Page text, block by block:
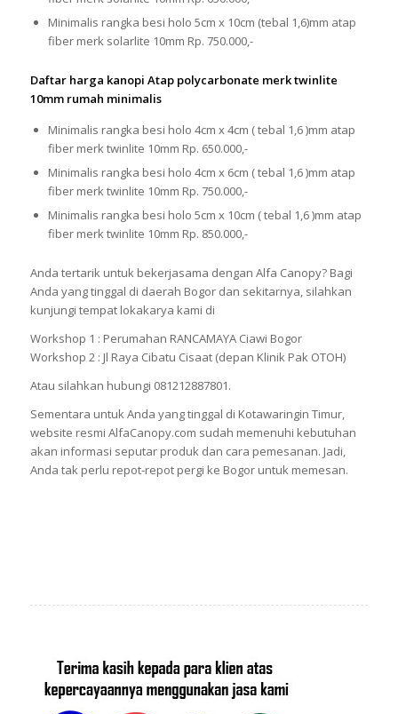
Minimalis rangka besi holo 5cm x 10cm (tebal 1,6)mm atap
fiber merk solarlite 10mm Rp. 750.000,-
Daftar harga kanopi Atap polycarbonate merk twinlite
10mm rumah minimalis
Minimalis rangka besi holo 4cm x 4cm ( tebal 1,6 )mm atap
fiber merk twinlite 10mm Rp. 650.000,-
Minimalis rangka besi holo 4cm x 6cm ( tebal 1,6 )mm atap
fiber merk twinlite 10mm Rp. 750.000,-
Minimalis rangka besi holo 5cm x 10cm ( tebal 1,6 )mm atap
fiber merk twinlite 10mm Rp. 850.000,-
Anda tertarik untuk bekerjasama dengan Alfa Canopy? Bagi
Anda yang tinggal di daerah Bogor dan sekitarnya, silahkan
kunjungi tempat lokakarya kami di
Workshop 1 : Perumahan RANCAMAYA Ciawi Bogor
Workshop 2 : Jl Raya Cibatu Cisaat (depan Klinik Pak OTOH)
Atau silahkan hubungi 081212887801.
Sementara untuk Anda yang tinggal di Kotawaringin Timur,
website resmi AlfaCanopy.com sudah memenuhi kebutuhan
akan informasi seputar produk dan cara pemesanan. Jadi,
Anda tak perlu repot-repot pergi ke Bogor untuk memesan.